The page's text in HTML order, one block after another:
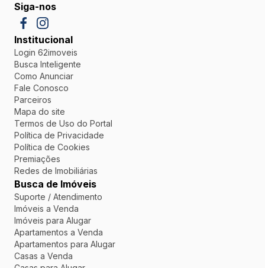
Siga-nos
Institucional
Login 62imoveis
Busca Inteligente
Como Anunciar
Fale Conosco
Parceiros
Mapa do site
Termos de Uso do Portal
Política de Privacidade
Política de Cookies
Premiações
Redes de Imobiliárias
Busca de Imóveis
Suporte / Atendimento
Imóveis a Venda
Imóveis para Alugar
Apartamentos a Venda
Apartamentos para Alugar
Casas a Venda